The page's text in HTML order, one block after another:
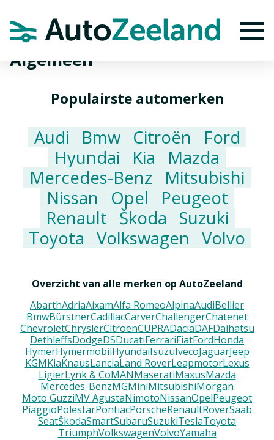
Algemeen
Populairste automerken
Audi Bmw Citroën
Ford
Hyundai
Kia
Mazda
Mercedes-Benz
Mitsubishi
Nissan
Opel
Peugeot
Renault Škoda
Suzuki
Toyota Volkswagen Volvo
Overzicht van alle merken op AutoZeeland
AbarthAdriaAixamAlfa RomeoAlpinaAudiBellier
BmwBürstnerCadillacCarverChallengerChatenet
ChevroletChryslerCitroënCUPRADaciaDAFDaihatsu
DethleffsDodgeDSDucatiFerrariFiatFordHonda
HymerHymermobilHyundaiIsuzuIvecoJaguarJeep
KGMKiaKnausLanciaLand RoverLeapmotorLexus
LigierLynk & CoMANMaseratiMaxusMazda
Mercedes-BenzMGMiniMitsubishiMorgan
Moto GuzziMV AgustaNimotoNissanOpelPeugeot
PiaggioPolestarPontiacPorscheRenaultRoverSaab
SeatŠkodaSmartSubaruSuzukiTeslaToyota
TriumphVolkswagenVolvoYamaha